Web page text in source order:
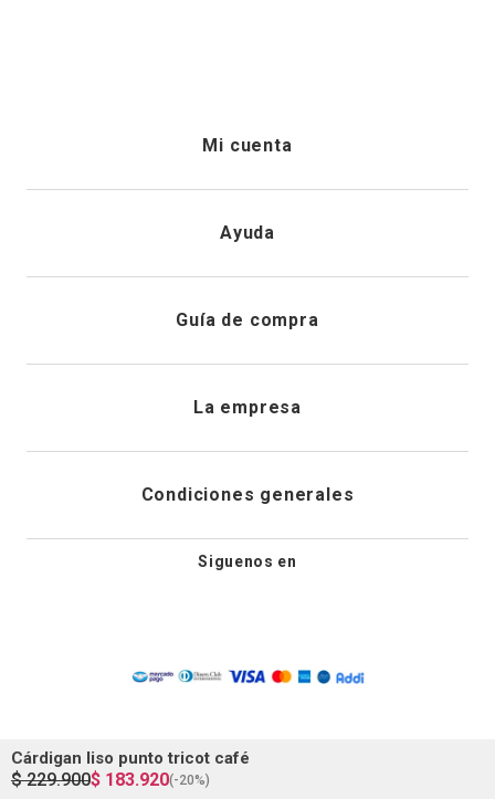
Cárdigan liso punto tricot café
$ 229.900$ 183.920(-20%)
Mi cuenta
Historial de pedidos
Ayuda
Cambios, devoluciones y desistimiento
Guía de compra
La empresa
Condiciones generales
Aviso legal
Condiciones generales de promociones
Siguenos en